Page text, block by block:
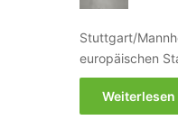
Stuttgart/
europäischen
Weiterlesen